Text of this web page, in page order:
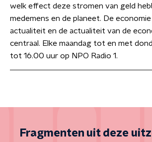
welk effect deze stromen van geld
medemens en de planeet. De
actualiteit en de actualiteit van de
centraal. Elke maandag tot en met
tot 16.00 uur op NPO Radio 1.
Fragmenten uit deze